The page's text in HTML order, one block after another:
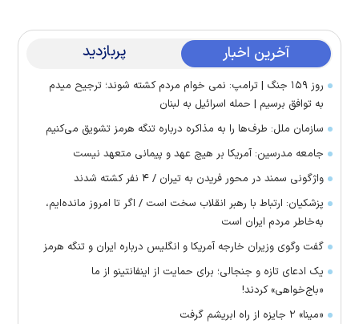
آخرین اخبار پربازدید
روز ۱۵۹ جنگ | ترامپ: نمی خوام مردم کشته شوند؛ ترجیح میدم
به توافق برسیم | حمله اسرائیل به لبنان
سازمان ملل: طرف‌ها را به مذاکره درباره تنگه هرمز تشویق می‌کنیم
جامعه مدرسین: آمریکا بر هیچ عهد و پیمانی متعهد نیست
واژگونی سمند در محور فریدن به تیران / ۴ نفر کشته شدند
پزشکیان: ارتباط با رهبر انقلاب سخت است / اگر تا امروز مانده‌ایم،
به‌خاطر مردم ایران است
گفت وگوی وزیران خارجه آمریکا و انگلیس درباره ایران و تنگه هرمز
یک ادعای تازه و جنجالی؛ برای حمایت از اینفانتینو از ما
«باج‌خواهی» کردند!
«مینا» ۲ جایزه از راه ابریشم گرفت